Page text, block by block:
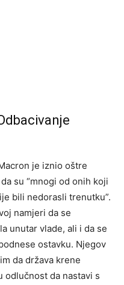
je iznio oštre
su “mnogi od onih koji
bili nedorasli trenutku”.
namjeri da se
unutar vlade, ali i da se
ostavku. Njegov
da država krene
odlučnost da nastavi s